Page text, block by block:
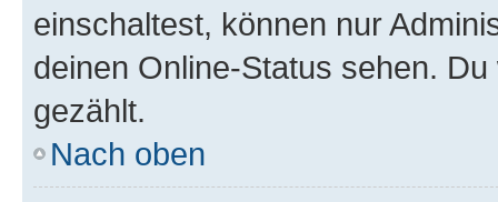
einschaltest, können nur
deinen Online-Status sehen.
gezählt.
Nach oben